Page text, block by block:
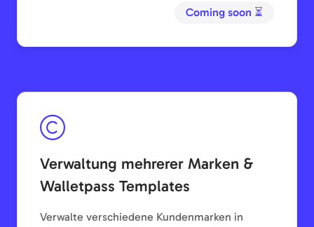
Coming soon ⏳
Verwaltung mehrerer Marken &
Walletpass Templates
Verwalte verschiedene Kundenmarken in